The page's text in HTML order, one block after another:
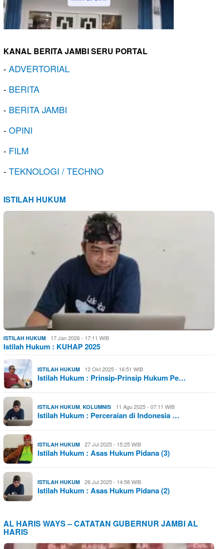
KANAL BERITA JAMBI SERU PORTAL
-ADVERTORIAL
- BERITA
- BERITA JAMBI
-OPINI
- FILM
-TEKNOLOGI / TECHNO
ISTILAH HUKUM
ISTILAH HUKUM 17 Jan 2026 - 17:11 WIB
Istilah Hukum : KUHAP 2025
ISTILAH HUKUM 12 Okt 2025 - 16:51 WIB
Istilah Hukum : Prinsip-Prinsip Hukum Pe…
ISTILAH HUKUM, KOLUMNIS 11 Agu 2025 - 07:11 WIB
Istilah Hukum : Perceraian di Indonesia …
ISTILAH HUKUM 27 Jul 2025 - 15:25 WIB
Istilah Hukum : Asas Hukum Pidana (3)
ISTILAH HUKUM 26 Jul 2025 - 14:58 WIB
Istilah Hukum : Asas Hukum Pidana (2)
AL HARIS WAYS – CATATAN GUBERNUR JAMBI AL
HARIS